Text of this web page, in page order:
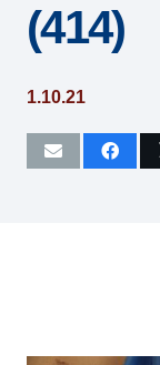
(414)
1.10.21